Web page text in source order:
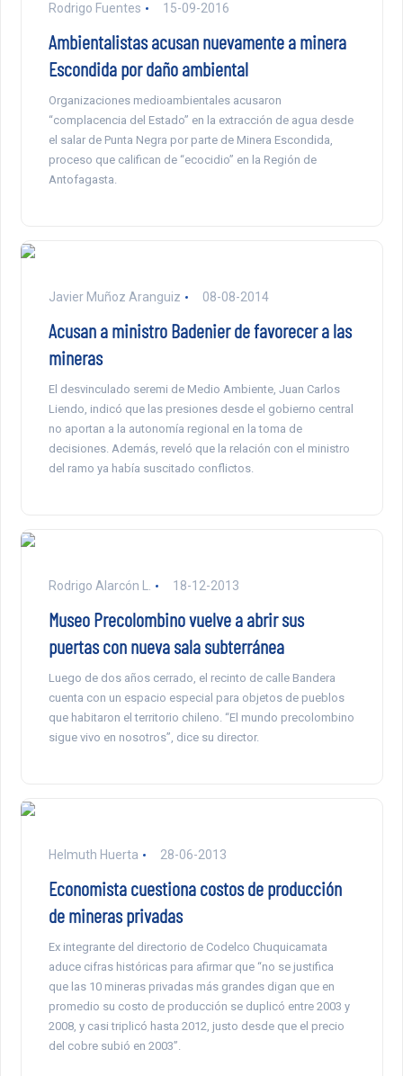
Rodrigo Fuentes 15-09-2016
Ambientalistas acusan nuevamente a minera
Escondida por daño ambiental
Organizaciones medioambientales acusaron
“complacencia del Estado” en la extracción de agua desde
el salar de Punta Negra por parte de Minera Escondida,
proceso que califican de “ecocidio” en la Región de
Antofagasta.
Javier Muñoz Aranguiz 08-08-2014
Acusan a ministro Badenier de favorecer a las
mineras
El desvinculado seremi de Medio Ambiente, Juan Carlos
Liendo, indicó que las presiones desde el gobierno central
no aportan a la autonomía regional en la toma de
decisiones. Además, reveló que la relación con el ministro
del ramo ya había suscitado conflictos.
Rodrigo Alarcón L. 18-12-2013
Museo Precolombino vuelve a abrir sus
puertas con nueva sala subterránea
Luego de dos años cerrado, el recinto de calle Bandera
cuenta con un espacio especial para objetos de pueblos
que habitaron el territorio chileno. “El mundo precolombino
sigue vivo en nosotros”, dice su director.
Helmuth Huerta 28-06-2013
Economista cuestiona costos de producción
de mineras privadas
Ex integrante del directorio de Codelco Chuquicamata
aduce cifras históricas para afirmar que “no se justifica
que las 10 mineras privadas más grandes digan que en
promedio su costo de producción se duplicó entre 2003 y
2008, y casi triplicó hasta 2012, justo desde que el precio
del cobre subió en 2003”.